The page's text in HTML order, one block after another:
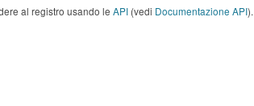
al registro usando le API (vedi Documentazione API).